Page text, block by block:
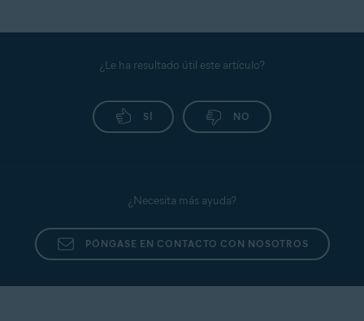
¿Le ha resultado útil este artículo?
SÍ NO
¿Necesita más ayuda?
PÓNGASE EN CONTACTO CON NOSOTROS